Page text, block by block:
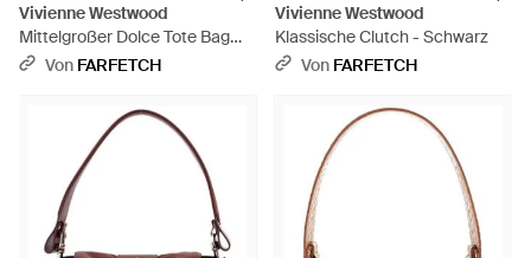
Vivienne Westwood
Mittelgroßer Dolce Tote Bag
Mit Orb-Schild - Schwarz
Von FARFETCH
Vivienne Westwood
Klassische Clutch - Schwarz
Von FARFETCH